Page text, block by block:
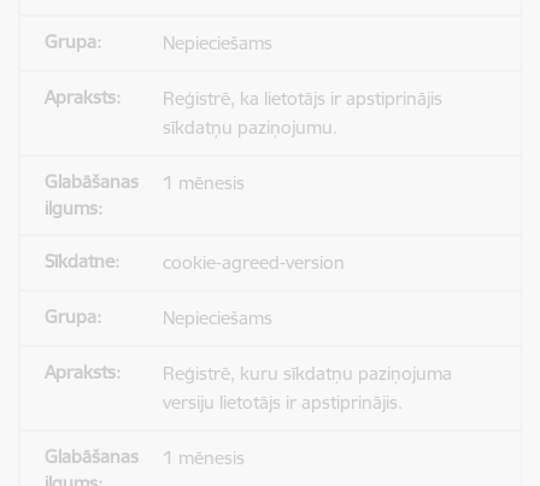
Nepieciešams
Reģistrē, ka lietotājs ir apstiprinājis
sīkdatņu paziņojumu.
1 mēnesis
cookie-agreed-version
Nepieciešams
Reģistrē, kuru sīkdatņu paziņojuma
versiju lietotājs ir apstiprinājis.
1 mēnesis